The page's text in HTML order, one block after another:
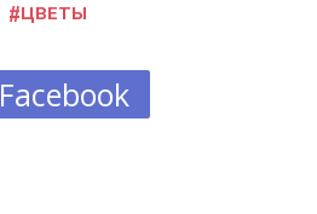
ЦВЕТЫ
Facebook